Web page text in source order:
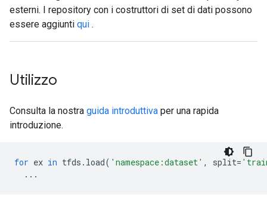
esterni. I repository con i costruttori di set di dati possono
essere aggiunti qui .
Utilizzo
Consulta la nostra guida introduttiva per una rapida
introduzione.
for ex in tfds . load( 'namespace:dataset' , split=
...